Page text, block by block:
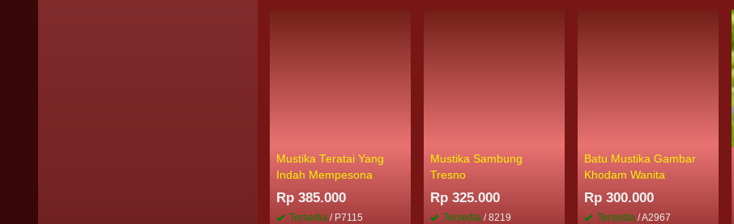
Mustika Teratai Yang
Indah Mempesona
Rp 385.000
Tersedia / P7115
Mustika Sambung
Tresno
Rp 325.000
Tersedia / 8219
Batu Mustika Gambar
Khodam Wanita
Rp 300.000
Tersedia / A2967